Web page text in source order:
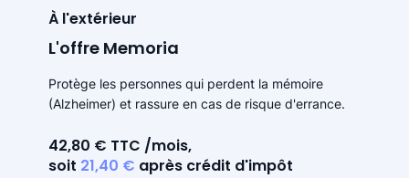
À l'extérieur
L'offre Memoria
Protège les personnes qui perdent la mémoire
(Alzheimer) et rassure en cas de risque d'errance.
42,80 € TTC /mois,
soit 21,40 € après crédit d'impôt